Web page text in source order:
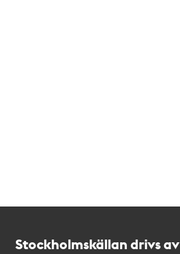
Stockholmskällan drivs av